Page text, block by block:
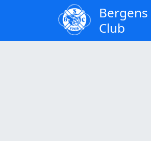
Bergens
Club